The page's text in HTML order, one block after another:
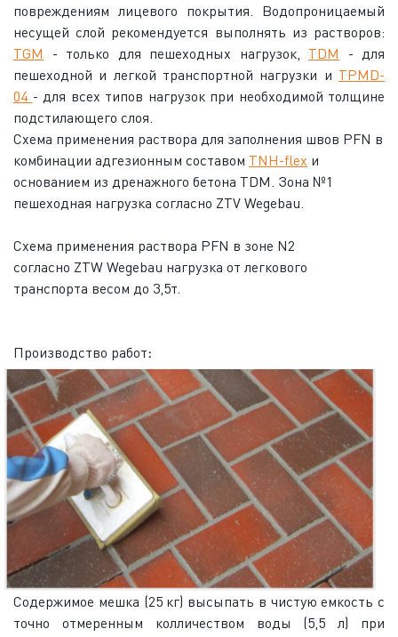
повреждениям лицевого покрытия. Водопроницаемый
несущей слой рекомендуется выполнять из растворов:
TGM - только для пешеходных нагрузок, TDM - для
пешеходной и легкой транспортной нагрузки и TPMD-
04 - для всех типов нагрузок при необходимой толщине
подстилающего слоя.
Схема применения раствора для заполнения швов PFN в
комбинации адгезионным составом TNH-flex и
основанием из дренажного бетона TDM. Зона №1
пешеходная нагрузка согласно ZTV Wegebau.
Cхема применения раствора PFN в зоне N2
согласно ZTW Wegebau нагрузка от легкового
транспорта весом до 3,5т.
Производство работ:
Содержимое мешка (25 кг) высыпать в чистую емкость с
точно отмеренным колличеством воды (5,5 л) при